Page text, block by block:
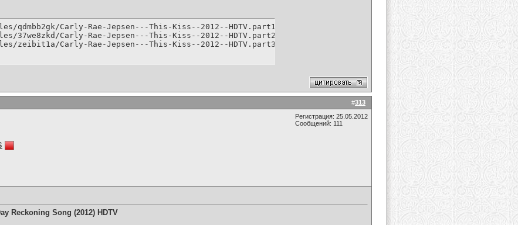
Carly-Rae-Jepsen---This-Kiss--2012--HDTV.part1.rar.html
37we8zkd/Carly-Rae-Jepsen---This-Kiss--2012--HDTV.part2.rar.html
zeibit1a/Carly-Rae-Jepsen---This-Kiss--2012--HDTV.part3.rar.html
#313
Регистрация: 25.05.2012
Сообщений: 111
Reckoning Song (2012) HDTV